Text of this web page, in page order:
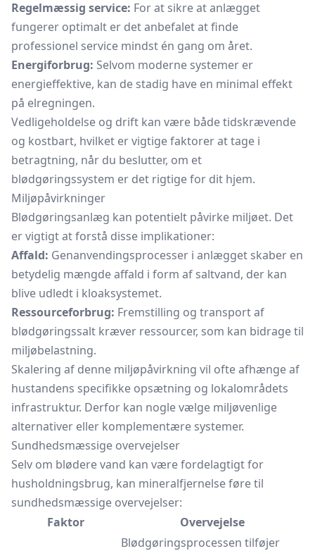
Regelmæssig service: For at sikre at anlægget
fungerer optimalt er det anbefalet at finde
professionel service mindst én gang om året.
Energiforbrug: Selvom moderne systemer er
energieffektive, kan de stadig have en minimal effekt
på elregningen.
Vedligeholdelse og drift kan være både tidskrævende
og kostbart, hvilket er vigtige faktorer at tage i
betragtning, når du beslutter, om et
blødgøringssystem er det rigtige for dit hjem.
Miljøpåvirkninger
Blødgøringsanlæg kan potentielt påvirke miljøet. Det
er vigtigt at forstå disse implikationer:
Affald: Genanvendingsprocesser i anlægget skaber en
betydelig mængde affald i form af saltvand, der kan
blive udledt i kloaksystemet.
Ressourceforbrug: Fremstilling og transport af
blødgøringssalt kræver ressourcer, som kan bidrage til
miljøbelastning.
Skalering af denne miljøpåvirkning vil ofte afhænge af
hustandens specifikke opsætning og lokalområdets
infrastruktur. Derfor kan nogle vælge miljøvenlige
alternativer eller komplementære systemer.
Sundhedsmæssige overvejelser
Selv om blødere vand kan være fordelagtigt for
husholdningsbrug, kan mineralfjernelse føre til
sundhedsmæssige overvejelser:
Faktor
Overvejelse
Blødgøringsprocessen tilføjer